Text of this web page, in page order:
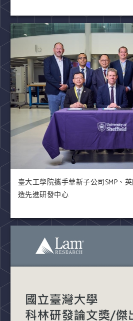
臺大工學院攜手華新子公司SMP、
造先進研發中心